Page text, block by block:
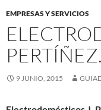
EMPRESAS Y SERVICIOS
PERTÍÑEZ.
9 JUNIO, 2015